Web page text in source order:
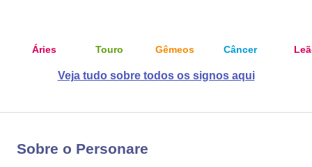
Áries Touro Gêmeos Câncer
Veja tudo sobre todos os signos aqui
Sobre o Personare